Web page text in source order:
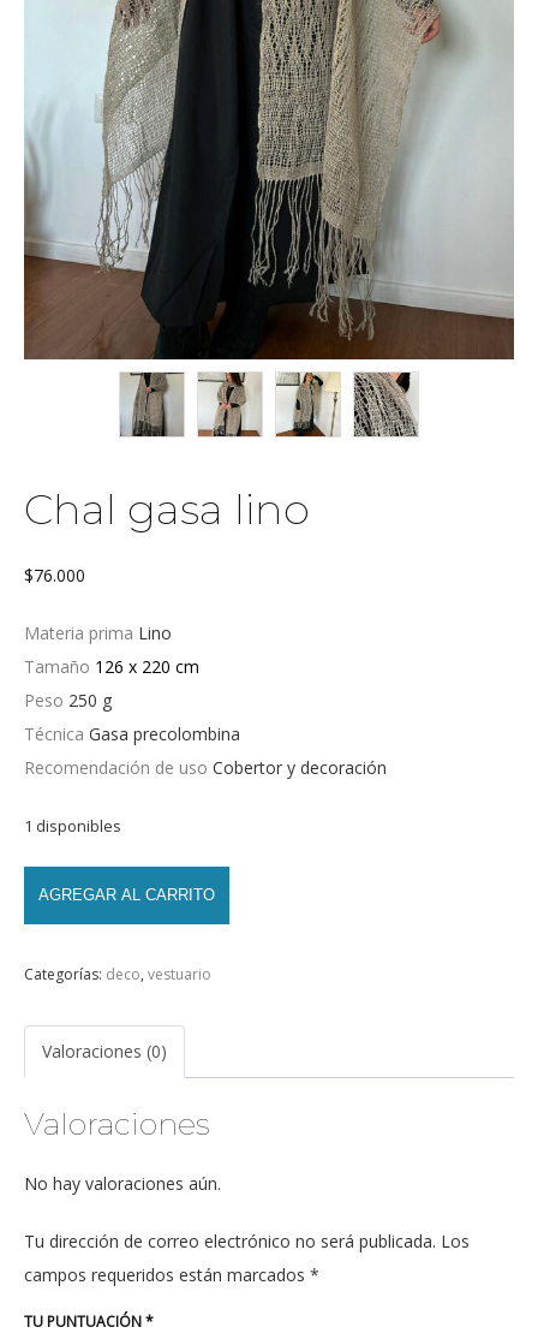
Chal gasa lino
$76.000
Materia prima Lino
Tamaño 126 x 220 cm
Peso 250 g
Técnica Gasa precolombina
Recomendación de uso Cobertor y decoración
1 disponibles
AGREGAR AL CARRITO
Categorías: deco, vestuario
Valoraciones (0)
Valoraciones
No hay valoraciones aún.
Tu dirección de correo electrónico no será publicada. Los
campos requeridos están marcados *
TU PUNTUACIÓN*